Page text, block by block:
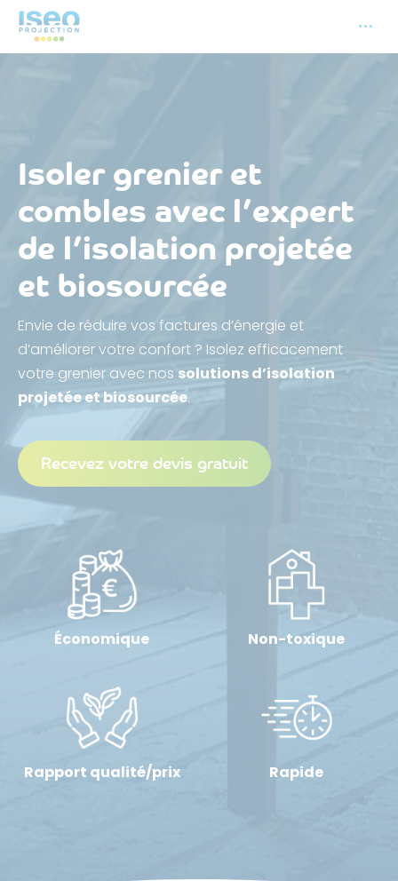
Isoler grenier et
combles avec l’expert
de l’isolation projetée
et biosourcée
Envie de réduire vos factures d’énergie et
d’améliorer votre confort ? Isolez efficacement
votre grenier avec nos solutions d’isolation
projetée et biosourcée.
Recevez votre devis gratuit
Économique Non-toxique
Rapport qualité/prix Rapide